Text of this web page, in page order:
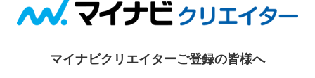
マイナビクリエイターご登録の皆様へ